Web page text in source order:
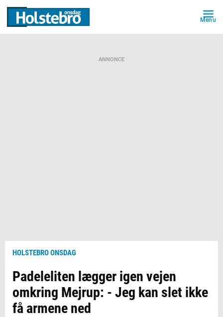
Menu
ANNONCE
HOLSTEBRO ONSDAG
Padeleliten lægger igen vejen
omkring Mejrup: - Jeg kan slet ikke
få armene ned